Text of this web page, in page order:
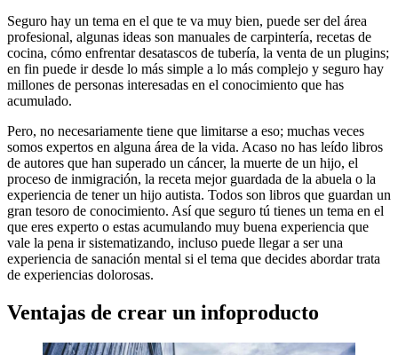
Seguro hay un tema en el que te va muy bien, puede ser del área
profesional, algunas ideas son manuales de carpintería, recetas de
cocina, cómo enfrentar desatascos de tubería, la venta de un plugins;
en fin puede ir desde lo más simple a lo más complejo y seguro hay
millones de personas interesadas en el conocimiento que has
acumulado.
Pero, no necesariamente tiene que limitarse a eso; muchas veces
somos expertos en alguna área de la vida. Acaso no has leído libros
de autores que han superado un cáncer, la muerte de un hijo, el
proceso de inmigración, la receta mejor guardada de la abuela o la
experiencia de tener un hijo autista. Todos son libros que guardan un
gran tesoro de conocimiento. Así que seguro tú tienes un tema en el
que eres experto o estas acumulando muy buena experiencia que
vale la pena ir sistematizando, incluso puede llegar a ser una
experiencia de sanación mental si el tema que decides abordar trata
de experiencias dolorosas.
Ventajas de crear un infoproducto